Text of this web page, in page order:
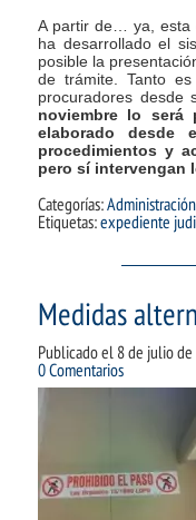
A partir de… ya, esta
ha desarrollado el
posible la
de trámite. Tanto
procuradores desde
noviembre lo será
elaborado desde
procedimientos y
pero sí intervengan
Categorías:
Etiquetas:expediente
Medidas
Publicado el 8 de julio
0 Comentarios